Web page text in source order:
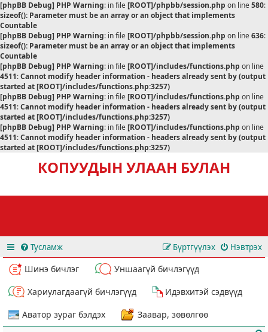
[phpBB Debug] PHP Warning: in file[ROOT]/phpbb/session.php on line580:
sizeof(): Parameter must be an array or an object that implements
Countable
[phpBB Debug] PHP Warning: in file[ROOT]/phpbb/session.php on line636:
sizeof(): Parameter must be an array or an object that implements
Countable
[phpBB Debug] PHP Warning: in file[ROOT]/includes/functions.php on line
4511:Cannot modify header information - headers already sent by (output
started at [ROOT]/includes/functions.php:3257)
[phpBB Debug] PHP Warning: in file[ROOT]/includes/functions.php on line
4511:Cannot modify header information - headers already sent by (output
started at [ROOT]/includes/functions.php:3257)
[phpBB Debug] PHP Warning: in file[ROOT]/includes/functions.php on line
4511:Cannot modify header information - headers already sent by (output
started at [ROOT]/includes/functions.php:3257)
КОПУУДЫН УЛААН БУЛАН
Тусламж Нэвтрэх
Бүртгүүлэх
Шинэ бичлэг
Уншаагүй бичлэгүүд
Хариулагдаагүй бичлэгүүд
Идэвхитэй сэдвүүд
Аватор зураг бэлдэх
Заавар, зөвөлгөө